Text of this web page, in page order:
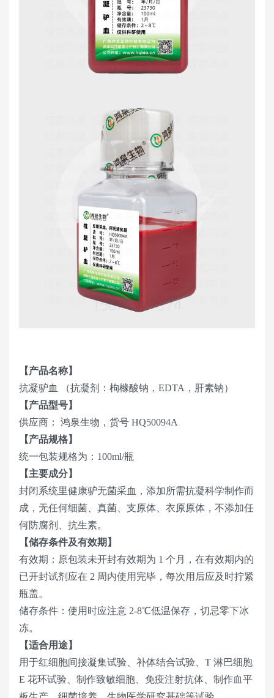
【产品名称】
抗凝驴血 （抗凝剂：枸橼酸钠，EDTA，肝素钠）
【产品型号】
供应商： 鸿泉生物，货号 HQ50094A
【产品规格】
统一包装规格为：100ml/瓶
【主要成分】
封闭系统里健康驴无菌采血，添加所需抗凝科学制作而
成，无任何细菌、真菌、支原体、衣原原体，不添加任
何防腐剂、抗生素。
【储存条件及有效期】
有效期：原包装未开封有效期为 1 个月，在有效期内的
已开封试剂应在 2 周内使用完毕，每次用后应及时拧紧
瓶盖。
储存条件：使用时应注意 2-8℃低温保存，切忌零下冰
冻。
【适合用途】
用于红细胞间接凝集试验、补体结合试验、T 淋巴细胞
E 花环试验、制作致敏细胞、免疫注射抗体、制作血平